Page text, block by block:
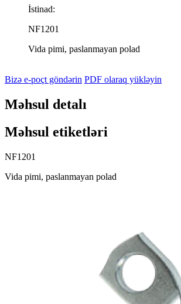
İstinad:
NF1201
Vida pimi, paslanmayan polad
Bizə e-poçt göndərin PDF olaraq yükləyin
Məhsul detalı
Məhsul etiketləri
NF1201
Vida pimi, paslanmayan polad